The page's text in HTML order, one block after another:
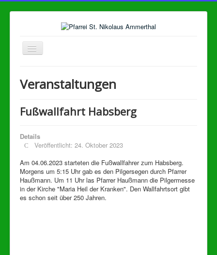
Navigation
an/aus
Pfarrei
Senioren
Veranstaltungen
Kalender
Veranstaltungen
Fußwallfahrt Habsberg
Details
Veröffentlicht: 24. Oktober 2023
Am 04.06.2023 starteten die Fußwallfahrer zum Habsberg.
Morgens um 5:15 Uhr gab es den Pilgersegen durch Pfarrer
Haußmann. Um 11 Uhr las Pfarrer Haußmann die Pilgermesse
in der Kirche "Maria Heil der Kranken". Den Wallfahrtsort gibt
es schon seit über 250 Jahren.